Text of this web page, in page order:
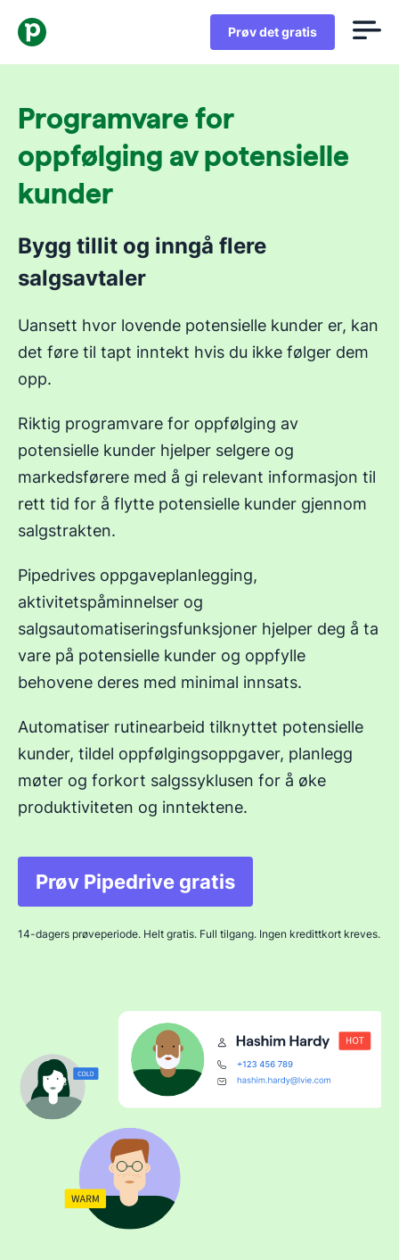
Prøv det gratis
Programvare for
oppfølging av potensielle
kunder
Bygg tillit og inngå flere
salgsavtaler
Uansett hvor lovende potensielle kunder er, kan
det føre til tapt inntekt hvis du ikke følger dem
opp.
Riktig programvare for oppfølging av
potensielle kunder hjelper selgere og
markedsførere med å gi relevant informasjon til
rett tid for å flytte potensielle kunder gjennom
salgstrakten.
Pipedrives oppgaveplanlegging,
aktivitetspåminnelser og
salgsautomatiseringsfunksjoner hjelper deg å ta
vare på potensielle kunder og oppfylle
behovene deres med minimal innsats.
Automatiser rutinearbeid tilknyttet potensielle
kunder, tildel oppfølgingsoppgaver, planlegg
møter og forkort salgssyklusen for å øke
produktiviteten og inntektene.
Prøv Pipedrive gratis
Åpnes i nytt vindu
14-dagers prøveperiode. Helt gratis. Full tilgang. Ingen kredittkort kreves.